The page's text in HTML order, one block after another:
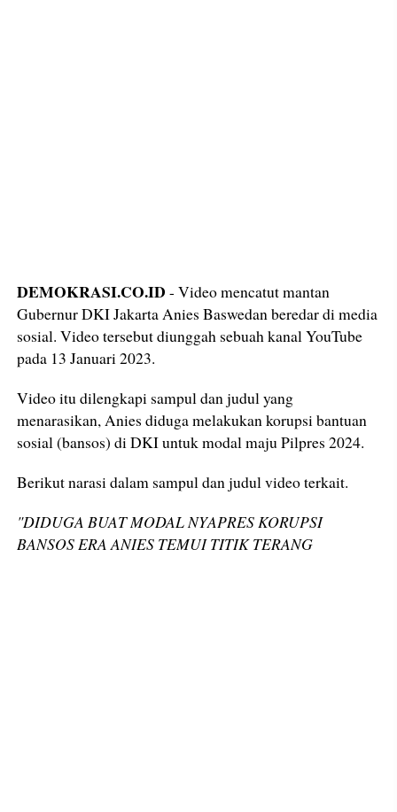
DEMOKRASI.CO.ID - Video mencatut mantan
Gubernur DKI Jakarta Anies Baswedan beredar di media
sosial. Video tersebut diunggah sebuah kanal YouTube
pada 13 Januari 2023.
Video itu dilengkapi sampul dan judul yang
menarasikan, Anies diduga melakukan korupsi bantuan
sosial (bansos) di DKI untuk modal maju Pilpres 2024.
Berikut narasi dalam sampul dan judul video terkait.
"DIDUGA BUAT MODAL NYAPRES KORUPSI
BANSOS ERA ANIES TEMUI TITIK TERANG